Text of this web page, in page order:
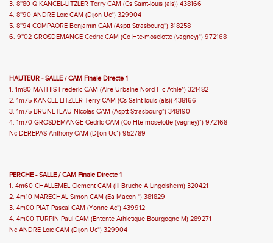
3. 8''80 Q KANCEL-LITZLER Terry CAM (Cs Saint-louis (als)) 438166
4. 8''90 ANDRE Loic CAM (Dijon Uc*) 329904
5. 8''94 COMPAORE Benjamin CAM (Asptt Strasbourg*) 318258
6. 9''02 GROSDEMANGE Cedric CAM (Co Hte-moselotte (vagney)*) 972168
HAUTEUR - SALLE / CAM Finale Directe 1
1. 1m80 MATHIS Frederic CAM (Aire Urbaine Nord F-c Athle*) 321482
2. 1m75 KANCEL-LITZLER Terry CAM (Cs Saint-louis (als)) 438166
3. 1m75 BRUNETEAU Nicolas CAM (Asptt Strasbourg*) 348190
4. 1m70 GROSDEMANGE Cedric CAM (Co Hte-moselotte (vagney)*) 972168
Nc DEREPAS Anthony CAM (Dijon Uc*) 952789
PERCHE - SALLE / CAM Finale Directe 1
1. 4m60 CHALLEMEL Clement CAM (Ill Bruche A Lingolsheim) 320421
2. 4m10 MARECHAL Simon CAM (Ea Macon *) 381829
3. 4m00 PIAT Pascal CAM (Yonne Ac*) 439912
4. 4m00 TURPIN Paul CAM (Entente Athletique Bourgogne M) 289271
Nc ANDRE Loic CAM (Dijon Uc*) 329904